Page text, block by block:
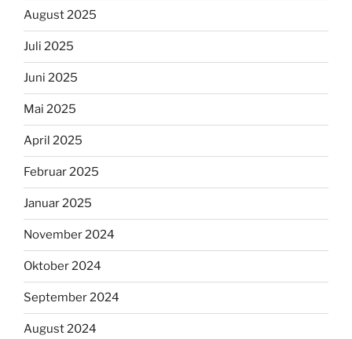
August 2025
Juli 2025
Juni 2025
Mai 2025
April 2025
Februar 2025
Januar 2025
November 2024
Oktober 2024
September 2024
August 2024